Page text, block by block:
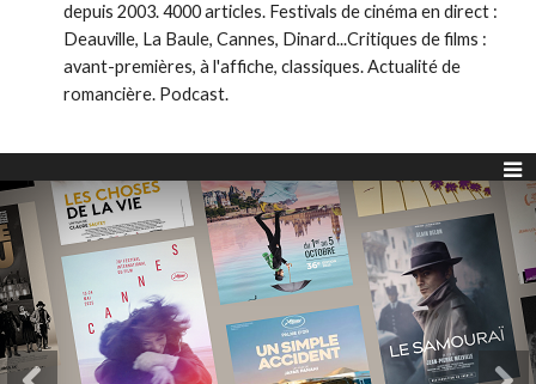
depuis 2003. 4000 articles. Festivals de cinéma en direct :
Deauville, La Baule, Cannes, Dinard...Critiques de films :
avant-premières, à l'affiche, classiques. Actualité de
romancière. Podcast.